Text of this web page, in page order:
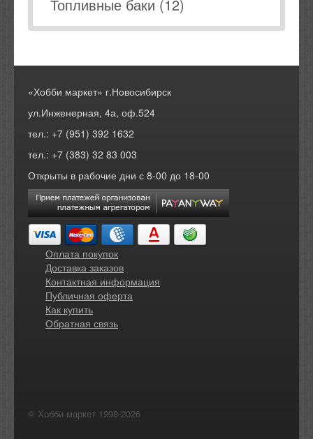
Топливные баки (12)
«Хобби маркет» г.Новосибирск
ул.Инженерная, 4а, оф.524
тел.: +7 (951) 392 1632
тел.: +7 (383) 32 83 003
Открыты в рабочие дни с 8-00 до 18-00
Оплата покупок
Доставка заказов
Контактная информация
Публичная оферта
Как купить
Обратная связь
© Хобби маркет 1998-2026